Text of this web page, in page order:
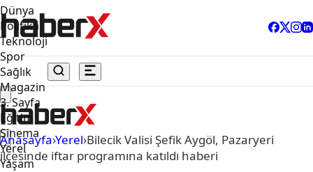
Dünya
Politika
Teknoloji
Spor
Sağlık
Magazin
3. Sayfa
Eğitim
Sinema
Yerel
Yaşam
Anasayfa›Yerel›Bilecik Valisi Şefik Aygöl, Pazaryeri
ilçesinde iftar programına katıldı haberi